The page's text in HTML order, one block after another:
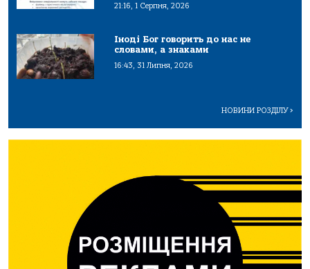
21:16, 1 Серпня, 2026
Іноді Бог говорить до нас не
словами, а знаками
16:43, 31 Липня, 2026
НОВИНИ РОЗДІЛУ>